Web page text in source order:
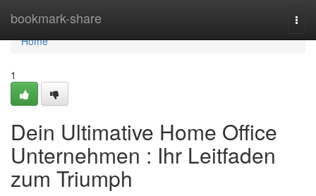
bookmark-share
Home
Home
1
Dein Ultimative Home Office
Unternehmen : Ihr Leitfaden
zum Triumph